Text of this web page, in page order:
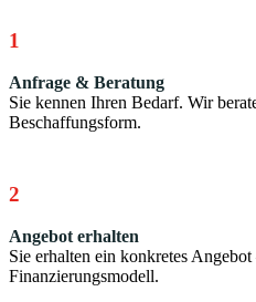
1
Anfrage & Beratung
Sie kennen Ihren Bedarf. Wir
Beschaffungsform.
2
Angebot erhalten
Sie erhalten ein konkretes
Finanzierungsmodell.